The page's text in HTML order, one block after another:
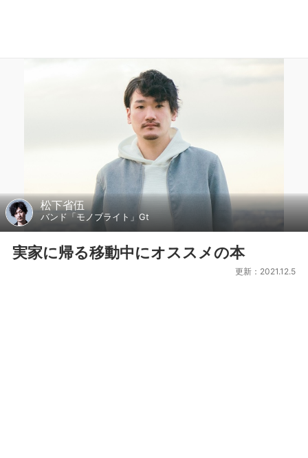
松下省伍
バンド「モノブライト」Gt
実家に帰る移動中にオススメの本
更新：2021.12.5